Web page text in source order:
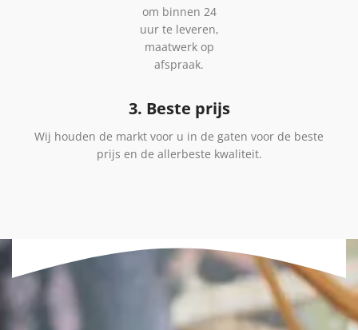
om binnen 24
uur te leveren,
maatwerk op
afspraak.
3. Beste prijs
Wij houden de markt voor u in de gaten voor de beste
prijs en de allerbeste kwaliteit.